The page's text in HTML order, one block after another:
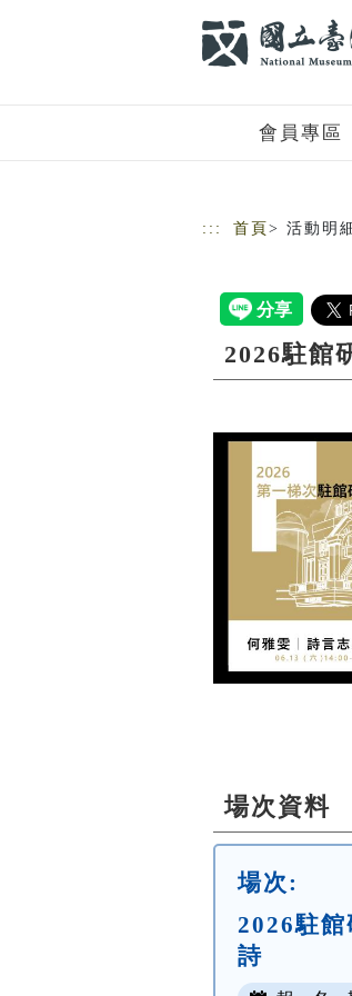
會員專區
::: 首頁 > 活動明細
2026駐館
場次資料
場次:
2026駐
詩